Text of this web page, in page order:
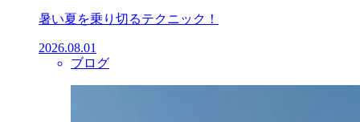
暑い夏を乗り切るテクニック！
2026.08.01
ブログ